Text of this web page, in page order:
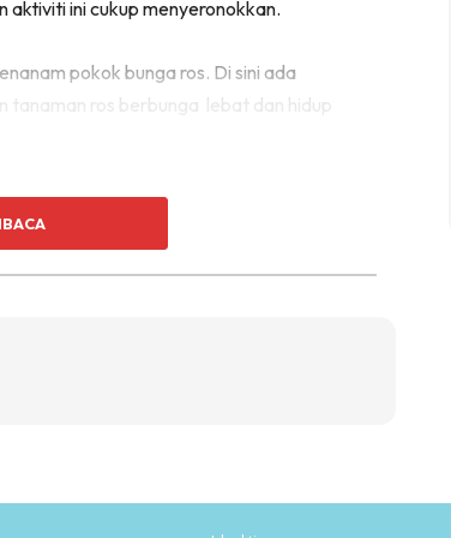
ini cukup menyeronokkan.
pokok bunga ros. Di sini ada
ros berbunga lebat dan hidup